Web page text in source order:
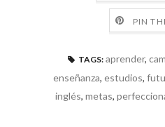
PIN
TAGS: aprender,
enseñanza, estudios,
inglés, metas,